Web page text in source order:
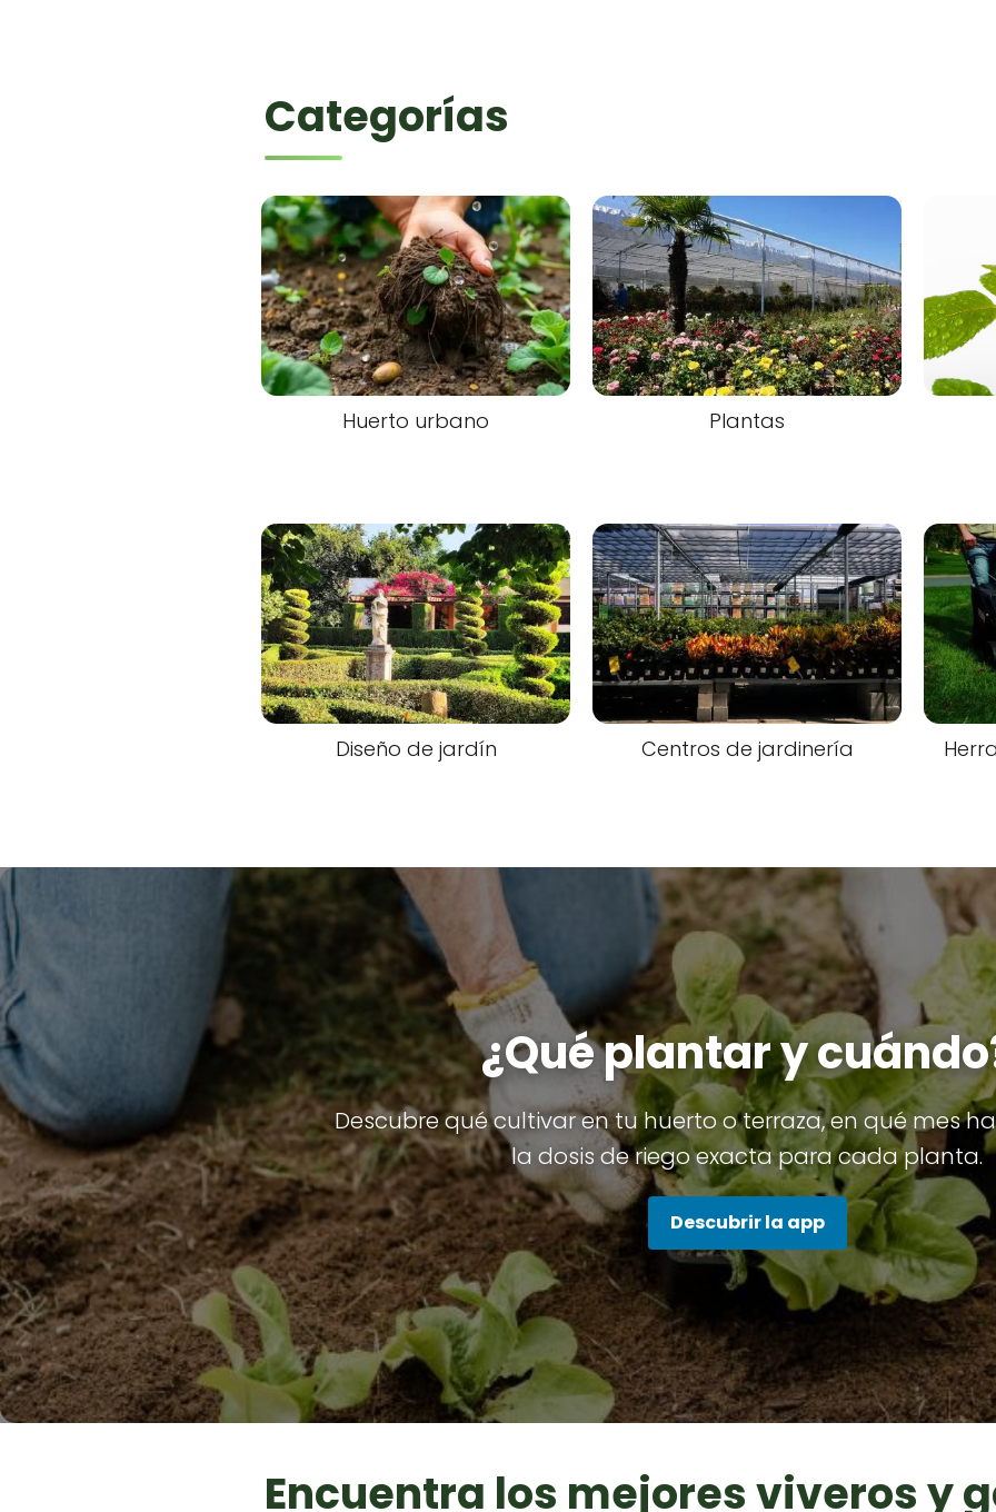
Categorías
Huerto urbano Plantas
Diseño de jardín Centros de jardinería
¿Qué plantar y
Descubre qué cultivar en tu huerto o terraza, en qué mes
la dosis de riego exacta para cada planta.
Descubrir la app
Encuentra los mejores viveros y